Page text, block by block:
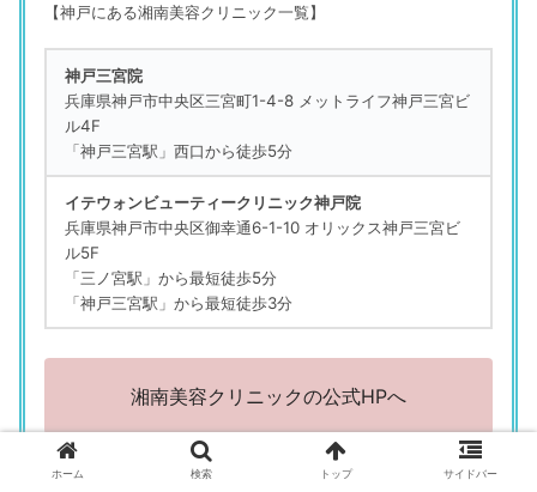
湘南美容クリニック 神戸院
「ていねいに施術してくれて、不安もなかった」
（49歳／正社員（一般事務）／事務系専門職／法務・財務・
人事・総務など）
湘南美容クリニック 神戸三宮院
「コロナ禍後にできたので、完全個室できれいだった。予約
も取りやすく通いやすい場所にある」
（41歳／正社員（一般事務）／秘書・アシスタント職）
湘南美容クリニック 神戸三宮院
「立地は買い物も楽しめる三宮で、料金も施術に対して満足
できて妥当だと思う」
福祉系など）
評判の悪い口コミ
【神戸にある湘南美容クリニック一覧】
神戸三宮院
兵庫県神戸市中央区三宮町1-4-8 メットライフ神戸三宮ビ
ル4F
「神戸三宮駅」西口から徒歩5分
イテウォンビューティークリニック神戸院
兵庫県神戸市中央区御幸通6-1-10 オリックス神戸三宮ビ
ル5F
「三ノ宮駅」から最短徒歩5分
「神戸三宮駅」から最短徒歩3分
湘南美容クリニックの公式HPへ
ホーム 検索 トップ サイドバー